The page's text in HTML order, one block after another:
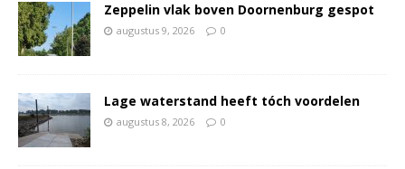
Zeppelin vlak boven Doornenburg gespot
augustus 9, 2026 0
Lage waterstand heeft tóch voordelen
augustus 8, 2026 0